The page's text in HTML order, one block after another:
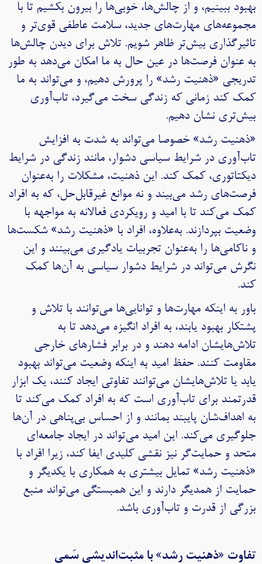
بهبود ببینیم، و از چالش‌ها، خوبی‌ها را بیرون بکشیم تا با
مجموعه‌های مهارت‌های جدید، سلامت عاطفی قوی‌تر و
تاثیرگذاری بیش‌تر ظاهر شویم. تلاش برای دیدن چالش‌ها
به عنوان فرصت‌ها در عین حال به ما امکان می‌دهد به طور
تدریجی «ذهنیت رشد» را پرورش دهیم، و می‌تواند به ما
کمک کند زمانی که زندگی سخت می‌گیرد، تاب‌آوری
بیش‌تری نشان دهیم.
«ذهنیت رشد» خصوصا می‌تواند به شدت به افزایش
تاب‌آوری در شرایط سیاسی دشوار، مانند زندگی در شرایط
دیکتاتوری، کمک کند. این ذهنیت، مشکلات را به‌عنوان
فرصت‌های رشد می‌بیند و نه موانع غیرقابل‌حل، که به افراد
کمک می‌کند تا با امید و رویکردی فعالانه به مواجهه با
وضعیت بپردازند. به‌علاوه، افراد با «ذهنیت رشد» شکست‌ها
و ناکامی‌ها را به‌عنوان تجربیات یادگیری می‌بینند و این
نگرش می‌تواند در شرایط دشوار سیاسی به آن‌ها کمک
کند.
باور به اینکه مهارت‌ها و توانایی‌ها می‌توانند با تلاش و
پشتکار بهبود یابند، به افراد انگیزه می‌دهد تا به
تلاش‌هایشان ادامه دهند و در برابر فشارهای خارجی
مقاومت کنند. حفظ امید به اینکه وضعیت می‌تواند بهبود
یابد یا تلاش‌هایشان می‌توانند تفاوتی ایجاد کنند، یک ابزار
قدرتمند برای تاب‌آوری است که به افراد کمک می‌کند تا
به اهداف‌شان پایبند بمانند و از احساس بی‌پناهی در آن‌ها
جلوگیری می‌کند. این امید می‌تواند در ایجاد جامعه‌ای
متحد و حمایت‌گر نیز نقشی کلیدی ایفا کند، زیرا افراد با
«ذهنیت رشد» تمایل بیشتری به همکاری با یکدیگر و
حمایت از همدیگر دارند و این همبستگی می‌تواند منبع
بزرگی از قدرت و تاب‌آوری باشد.
تفاوت «ذهنیت رشد» با مثبت‌اندیشی سَمی